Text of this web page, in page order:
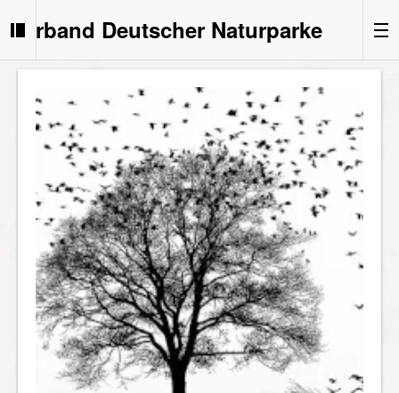
Verband Deutscher Naturparke